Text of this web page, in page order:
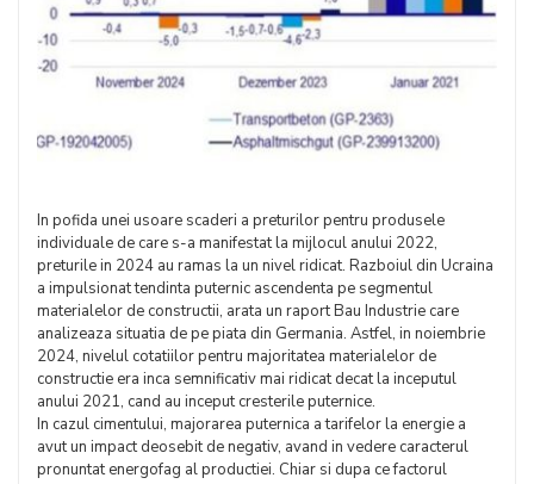
In pofida unei usoare scaderi a preturilor pentru produsele
individuale de care s-a manifestat la mijlocul anului 2022,
preturile in 2024 au ramas la un nivel ridicat. Razboiul din Ucraina
a impulsionat tendinta puternic ascendenta pe segmentul
materialelor de constructii, arata un raport Bau Industrie care
analizeaza situatia de pe piata din Germania. Astfel, in noiembrie
2024, nivelul cotatiilor pentru majoritatea materialelor de
constructie era inca semnificativ mai ridicat decat la inceputul
anului 2021, cand au inceput cresterile puternice.
In cazul cimentului, majorarea puternica a tarifelor la energie a
avut un impact deosebit de negativ, avand in vedere caracterul
pronuntat energofag al productiei. Chiar si dupa ce factorul